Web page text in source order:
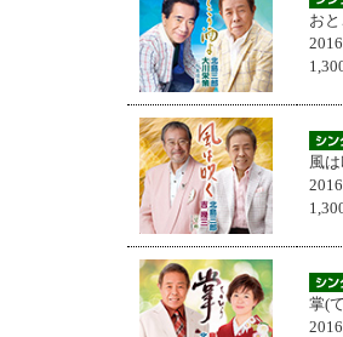
お
風
掌(